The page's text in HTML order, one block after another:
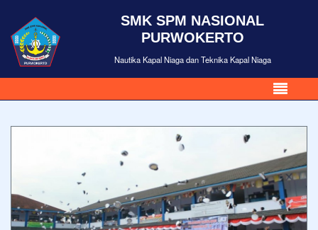
SMK SPM NASIONAL
PURWOKERTO
Nautika Kapal Niaga dan Teknika Kapal Niaga